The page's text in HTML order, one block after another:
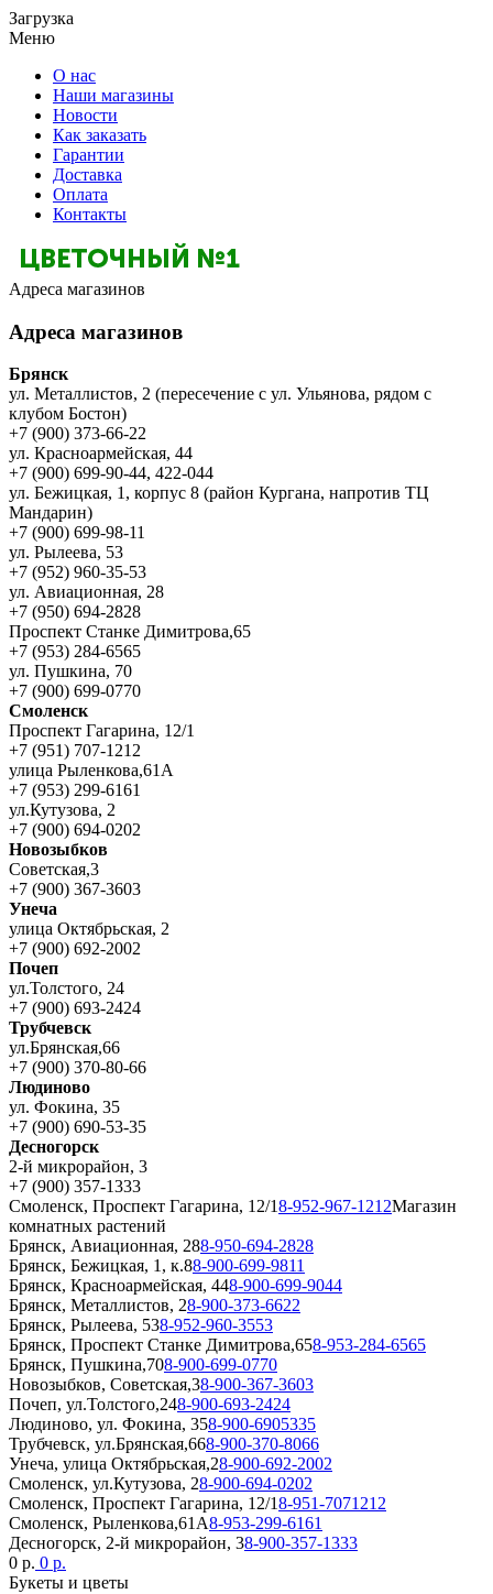
Загрузка
Меню
О нас
Наши магазины
Новости
Как заказать
Гарантии
Доставка
Оплата
Контакты
Адреса магазинов
Адреса магазинов
Брянск
ул. Металлистов, 2 (пересечение с ул. Ульянова, рядом с
клубом Бостон)
+7 (900) 373-66-22
ул. Красноармейская, 44
+7 (900) 699-90-44, 422-044
ул. Бежицкая, 1, корпус 8 (район Кургана, напротив ТЦ
Мандарин)
+7 (900) 699-98-11
ул. Рылеева, 53
+7 (952) 960-35-53
ул. Авиационная, 28
+7 (950) 694-2828
Проспект Станке Димитрова,65
+7 (953) 284-6565
ул. Пушкина, 70
+7 (900) 699-0770
Смоленск
Проспект Гагарина, 12/1
+7 (951) 707-1212
улица Рыленкова,61А
+7 (953) 299-6161
ул.Кутузова, 2
+7 (900) 694-0202
Новозыбков
Советская,3
+7 (900) 367-3603
Унеча
улица Октябрьская, 2
+7 (900) 692-2002
Почеп
ул.Толстого, 24
+7 (900) 693-2424
Трубчевск
ул.Брянская,66
+7 (900) 370-80-66
Людиново
ул. Фокина, 35
+7 (900) 690-53-35
Десногорск
2-й микрорайон, 3
+7 (900) 357-1333
Смоленск, Проспект Гагарина, 12/18-952-967-1212Магазин
комнатных растений
Брянск, Авиационная, 288-950-694-2828
Брянск, Бежицкая, 1, к.88-900-699-9811
Брянск, Красноармейская, 448-900-699-9044
Брянск, Металлистов, 28-900-373-6622
Брянск, Рылеева, 538-952-960-3553
Брянск, Проспект Станке Димитрова,658-953-284-6565
Брянск, Пушкина,708-900-699-0770
Новозыбков, Советская,38-900-367-3603
Почеп, ул.Толстого,248-900-693-2424
Людиново, ул. Фокина, 358-900-6905335
Трубчевск, ул.Брянская,668-900-370-8066
Унеча, улица Октябрьская,28-900-692-2002
Смоленск, ул.Кутузова, 28-900-694-0202
Смоленск, Проспект Гагарина, 12/18-951-7071212
Смоленск, Рыленкова,61А8-953-299-6161
Десногорск, 2-й микрорайон, 38-900-357-1333
0 р. 0 р.
Букеты и цветы